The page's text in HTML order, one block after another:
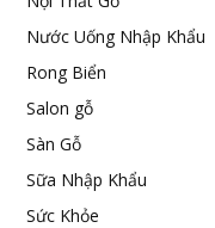
Nước Uống Nhập Khẩu
Rong Biển
Salon gỗ
Sàn Gỗ
Sữa Nhập Khẩu
Sức Khỏe